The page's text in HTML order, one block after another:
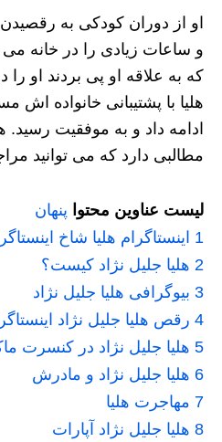
او از دوران کودکی به
و ساعات زیادی را در خانه
که به علاقه او پی بردند او
هلیا با پشتیبانی خانواده اش
ادامه داد و به موفقیت رسید.
مطالبی دارد که می توانید
لیست عناوین محتوا پنهان
1
اینستاگرام هلیا شاخ
2 هلیا جلیل نژاد کیست؟
3 بیوگرافی هلیا جلیل نژاد
4 رقص هلیا جلیل نژاد
5 هلیا جلیل نژاد در کنسرت
6 هلیا جلیل نژاد و مادرش
7 مهاجرت هلیا
8 هلیا جلیل نژاد آپارات